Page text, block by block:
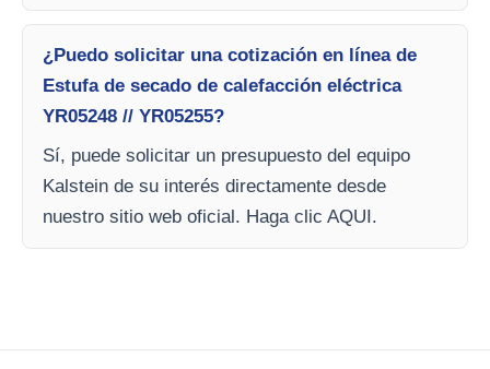
¿Puedo solicitar una cotización en línea de
Estufa de secado de calefacción eléctrica
YR05248 // YR05255?
Sí, puede solicitar un presupuesto del equipo
Kalstein de su interés directamente desde
nuestro sitio web oficial. Haga clic AQUI.